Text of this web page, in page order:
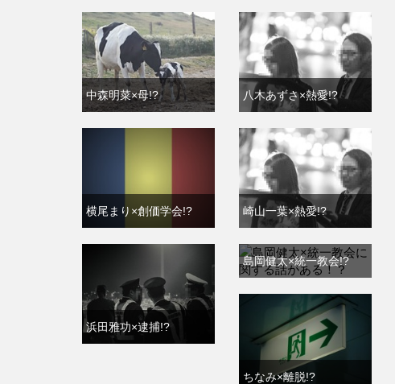
中森明菜×母!? 八木あずさ×熱愛!?
横尾まり×創価学会!? 崎山一葉×熱愛!?
浜田雅功×逮捕!?
島岡健太×統一教会!?
ちなみ×離脱!?